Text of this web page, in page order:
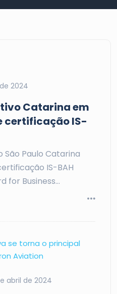
2024
Catarina em
certificação IS-
Paulo Catarina
IS-BAH
for Business…
abril de 2024